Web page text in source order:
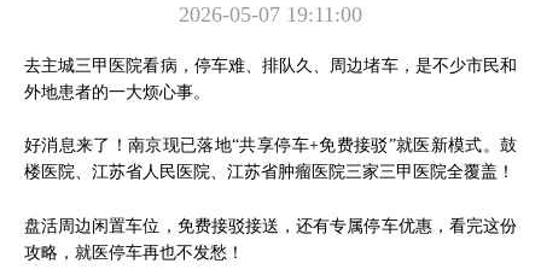
2026-05-07 19:11:00
去主城三甲医院看病，停车难、排队久、周边堵车，是不少市民和
外地患者的一大烦心事。
好消息来了！南京现已落地“共享停车+免费接驳”就医新模式。鼓
楼医院、江苏省人民医院、江苏省肿瘤医院三家三甲医院全覆盖！
盘活周边闲置车位，免费接驳接送，还有专属停车优惠，看完这份
攻略，就医停车再也不发愁！